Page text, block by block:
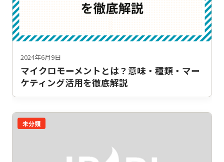
2024年6月9日
マイクロモーメントとは？意味・種類・マー
ケティング活用を徹底解説
未分類